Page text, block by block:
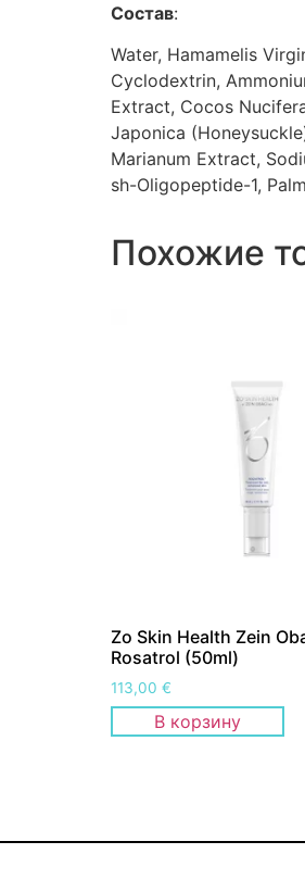
Состав:
Water, Hamamelis
Cyclodextrin,
Extract, Cocos
Japonica
Marianum Extract,
sh-Oligopeptide-1,
Похожие
Zo Skin Health Zein
Rosatrol (50ml)
113,00 €
В корзину